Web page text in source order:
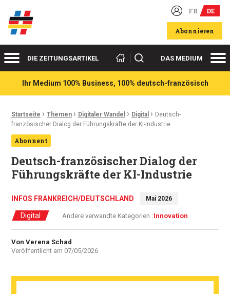
Deutsch-französische Wirtschaftsakteure FR DE
Abonnieren
MenüDIE ZEITUNGSARTIKEL Suchen DAS MEDIUM
Ihr Medium 100% Business, 100% deutsch-französisch
Ariadnefaden:
Startseite › Themen › Digitaler Wandel › Digital › Deutsch-
französischer Dialog der Führungskräfte der KI-Industrie
Abonnent
Deutsch-französischer Dialog der
Führungskräfte der KI-Industrie
INFOS FRANKREICH/DEUTSCHLAND Mai 2026
Digital Andere verwandte Kategorien : Innovation
Autor
Von Verena Schad
Veröffentlicht am 07/05/2026